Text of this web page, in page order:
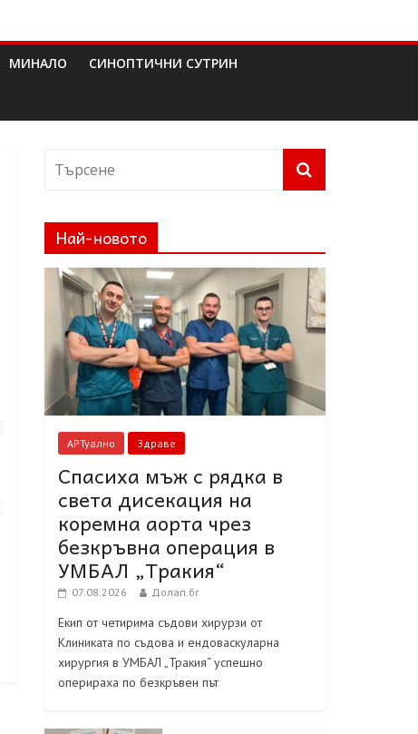
МИНАЛО СИНОПТИЧНИ СУТРИН
Най-новото
АРТуално Здраве
Спасиха мъж с рядка в
света дисекация на
коремна аорта чрез
безкръвна операция в
УМБАЛ „Тракия“
07.08.2026 Долап.бг
Екип от четирима съдови хирурзи от
Клиниката по съдова и ендоваскуларна
хирургия в УМБАЛ „Тракия“ успешно
оперираха по безкръвен път